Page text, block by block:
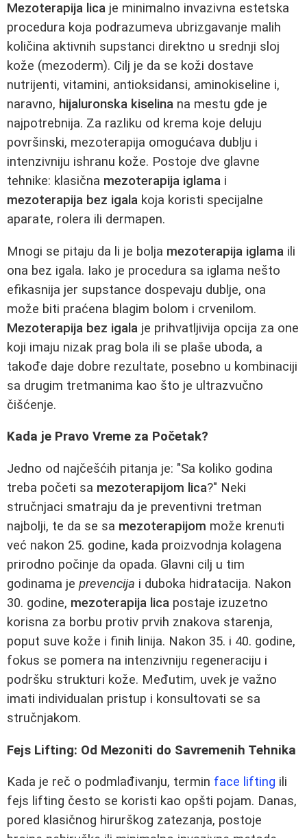
Mezoterapija lica je minimalno invazivna estetska
procedura koja podrazumeva ubrizgavanje malih
količina aktivnih supstanci direktno u srednji sloj
kože (mezoderm). Cilj je da se koži dostave
nutrijenti, vitamini, antioksidansi, aminokiseline i,
naravno, hijaluronska kiselina na mestu gde je
najpotrebnija. Za razliku od krema koje deluju
površinski, mezoterapija omogućava dublju i
intenzivniju ishranu kože. Postoje dve glavne
tehnike: klasična mezoterapija iglama i
mezoterapija bez igala koja koristi specijalne
aparate, rolera ili dermapen.
Mnogi se pitaju da li je bolja mezoterapija iglama ili
ona bez igala. Iako je procedura sa iglama nešto
efikasnija jer supstance dospevaju dublje, ona
može biti praćena blagim bolom i crvenilom.
Mezoterapija bez igala je prihvatljivija opcija za one
koji imaju nizak prag bola ili se plaše uboda, a
takođe daje dobre rezultate, posebno u kombinaciji
sa drugim tretmanima kao što je ultrazvučno
čišćenje.
Kada je Pravo Vreme za Početak?
Jedno od najčešćih pitanja je: "Sa koliko godina
treba početi sa mezoterapijom lica?" Neki
stručnjaci smatraju da je preventivni tretman
najbolji, te da se sa mezoterapijom može krenuti
već nakon 25. godine, kada proizvodnja kolagena
prirodno počinje da opada. Glavni cilj u tim
godinama je prevencija i duboka hidratacija. Nakon
30. godine, mezoterapija lica postaje izuzetno
korisna za borbu protiv prvih znakova starenja,
poput suve kože i finih linija. Nakon 35. i 40. godine,
fokus se pomera na intenzivniju regeneraciju i
podršku strukturi kože. Međutim, uvek je važno
imati individualan pristup i konsultovati se sa
stručnjakom.
Fejs Lifting: Od Mezoniti do Savremenih Tehnika
Kada je reč o podmlađivanju, termin face lifting ili
fejs lifting često se koristi kao opšti pojam. Danas,
pored klasičnog hirurškog zatezanja, postoje